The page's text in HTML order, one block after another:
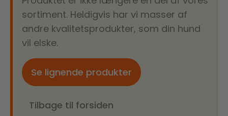
sortiment. Heldigvis har vi masser af
andre kvalitetsprodukter, som din hund
vil elske.
Se lignende produkter
Tilbage til forsiden